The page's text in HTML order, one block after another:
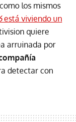
los mismos
está viviendo un
quiere
arruinada por
detectar con